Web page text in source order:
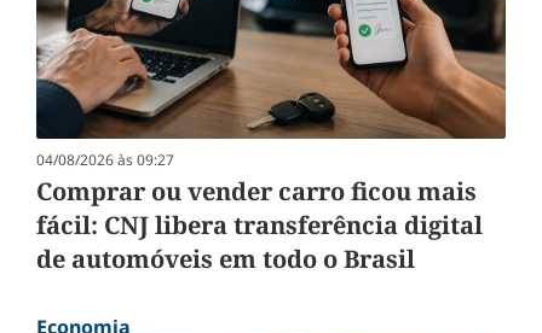
04/08/2026 às 09:27
Comprar ou vender carro ficou mais
fácil: CNJ libera transferência digital
de automóveis em todo o Brasil
Economia